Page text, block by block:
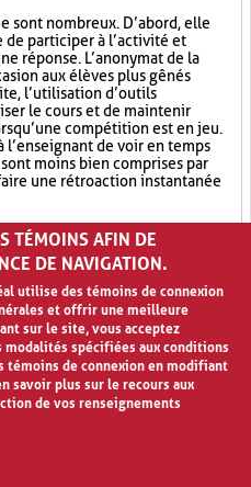
sont nombreux. D’abord, elle
de participer à l’activité et
réponse. L’anonymat de la
aux élèves plus gênés
l’utilisation d’outils
le cours et de maintenir
compétition est en jeu.
de voir en temps
moins bien comprises par
une rétroaction instantanée
(8) Ludification (9)
TÉMOINS AFIN DE
DE NAVIGATION.
utilise des témoins de connexion
et offrir une meilleure
sur le site, vous acceptez
spécifiées aux conditions
témoins de connexion en modifiant
savoir plus sur le recours aux
de vos renseignements